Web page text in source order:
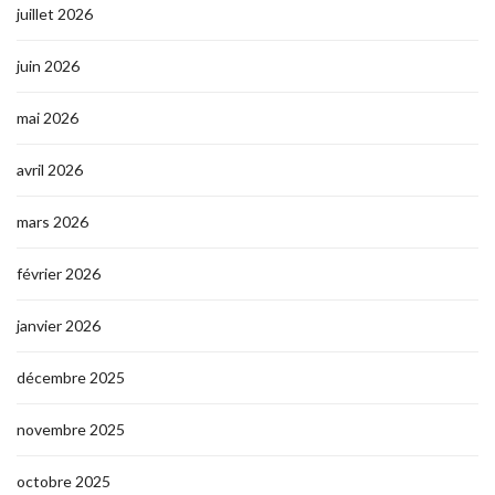
juillet 2026
juin 2026
mai 2026
avril 2026
mars 2026
février 2026
janvier 2026
décembre 2025
novembre 2025
octobre 2025